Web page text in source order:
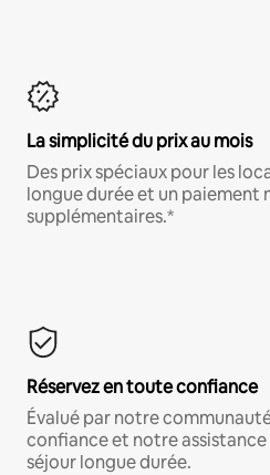
La simplicité du prix au mois
Des prix spéciaux pour les
longue durée et un paiement
supplémentaires.*
Réservez en toute confiance
Évalué par notre
confiance et notre
séjour longue durée.